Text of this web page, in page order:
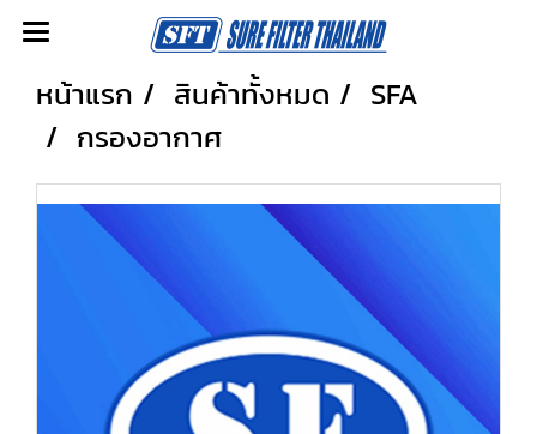
หน้าแรก สินค้าทั้งหมด
SFA
กรองอากาศ